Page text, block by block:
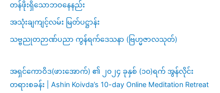
တန်ဖိုးရှိသောဘဝနေနည်း
အသုံးချကျင့်လမ်း မြတ်ပဋ္ဌာန်း
သဗ္ဗညုတဉာဏ်ပညာ ကွန်ရက်ဒေသနာ (ဗြဟ္မဇာလသုတ်)
အရှင်ကောဝိဒ(ဖားအောက်) ၏ ၂၀၂၄ ခုနှစ် (၁၀)ရက် အွန်လိုင်း
တရားစခန်း | Ashin Koivda’s 10-day Online Meditation Retreat